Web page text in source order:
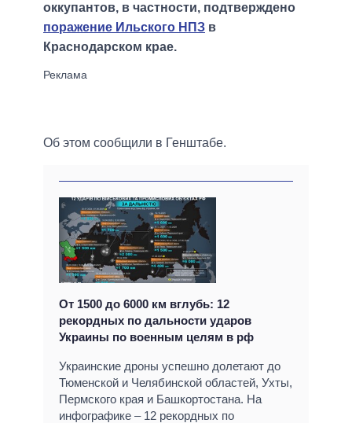
оккупантов, в частности, подтверждено
поражение Ильского НПЗ в
Краснодарском крае.
Об этом сообщили в Генштабе.
От 1500 до 6000 км вглубь: 12
рекордных по дальности ударов
Украины по военным целям в рф
Украинские дроны успешно долетают до
Тюменской и Челябинской областей, Ухты,
Пермского края и Башкортостана. На
инфографике – 12 рекордных по